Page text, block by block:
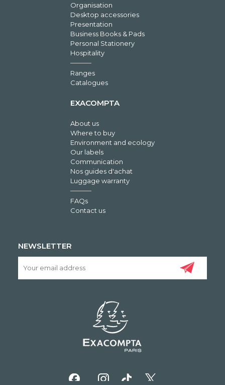
Organisation
Desktop accessories
Presentation
Business Books & Pads
Personal Stationery
Hospitality
Ranges
Catalogues
EXACOMPTA
About us
Where to buy
Environment and ecology
Our labels
Communication
Nos guides d'achat
Luggage warranty
FAQs
Contact us
NEWSLETTER